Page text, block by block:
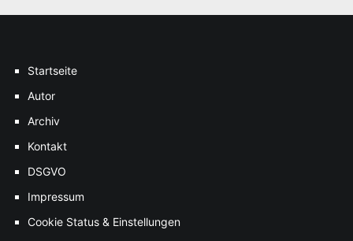
Startseite
Autor
Archiv
Kontakt
DSGVO
Impressum
Cookie Status & Einstellungen